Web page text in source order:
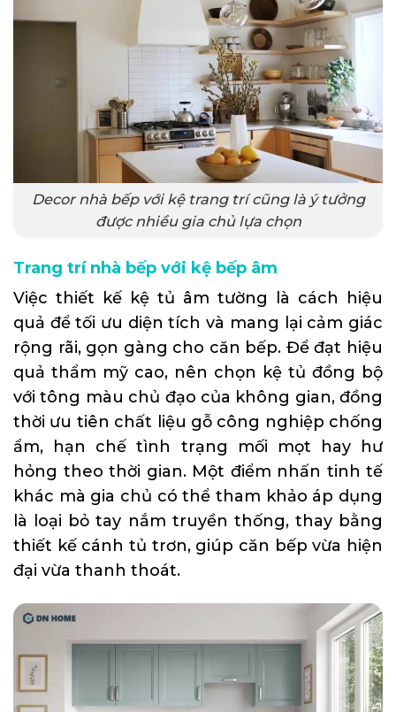
Decor nhà bếp với kệ trang trí cũng là ý tưởng
được nhiều gia chủ lựa chọn
Trang trí nhà bếp với kệ bếp âm
Việc thiết kế kệ tủ âm tường là cách hiệu
quả để tối ưu diện tích và mang lại cảm giác
rộng rãi, gọn gàng cho căn bếp. Để đạt hiệu
quả thẩm mỹ cao, nên chọn kệ tủ đồng bộ
với tông màu chủ đạo của không gian, đồng
thời ưu tiên chất liệu gỗ công nghiệp chống
ẩm, hạn chế tình trạng mối mọt hay hư
hỏng theo thời gian. Một điểm nhấn tinh tế
khác mà gia chủ có thể tham khảo áp dụng
là loại bỏ tay nắm truyền thống, thay bằng
thiết kế cánh tủ trơn, giúp căn bếp vừa hiện
đại vừa thanh thoát.